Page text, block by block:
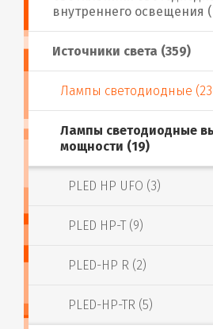
Источники света (359)
Лампы светодиодные
Лампы светодиодные
мощности (19)
PLED HP UFO (3)
PLED HP-T (9)
PLED-HP R (2)
PLED-HP-TR (5)
внутреннего освещения